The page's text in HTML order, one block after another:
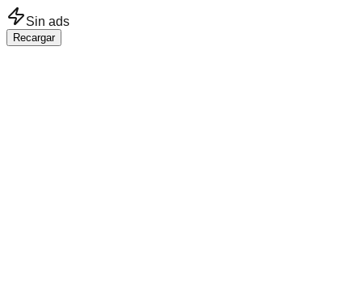
Saltar al contenido principal
Sin ads
Recargar